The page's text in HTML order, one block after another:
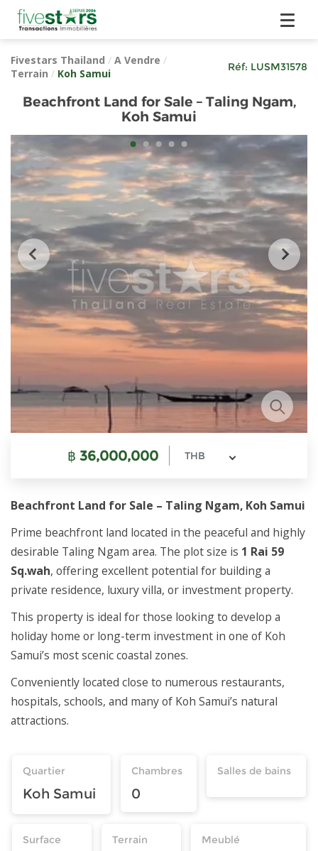
Fivestars Thailand / A Vendre /
Terrain / Koh Samui
Réf: LUSM31578
Beachfront Land for Sale – Taling Ngam,
Koh Samui
฿ 36,000,000 THB
Beachfront Land for Sale – Taling Ngam, Koh Samui
Prime beachfront land located in the peaceful and highly
desirable Taling Ngam area. The plot size is 1 Rai 59
Sq.wah, offering excellent potential for building a
private residence, luxury villa, or investment property.
This property is ideal for those looking to develop a
holiday home or long-term investment in one of Koh
Samui’s most scenic coastal zones.
Conveniently located close to numerous restaurants,
hospitals, schools, and many of Koh Samui’s natural
attractions.
Quartier
Koh Samui
Chambres
0
Salles de bains
Surface Terrain Meublé